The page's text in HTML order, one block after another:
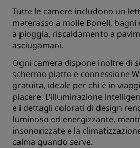
Tutte le camere includono un
materasso a molle Bonell, bagni
a pioggia, riscaldamento a
asciugamani.
Ogni camera dispone inoltre di
schermo piatto e connessione
gratuita, ideale per chi è in
piacere. L'illuminazione
e i dettagli colorati di design
luminoso ed energizzante,
insonorizzate e la
calma quando serve.